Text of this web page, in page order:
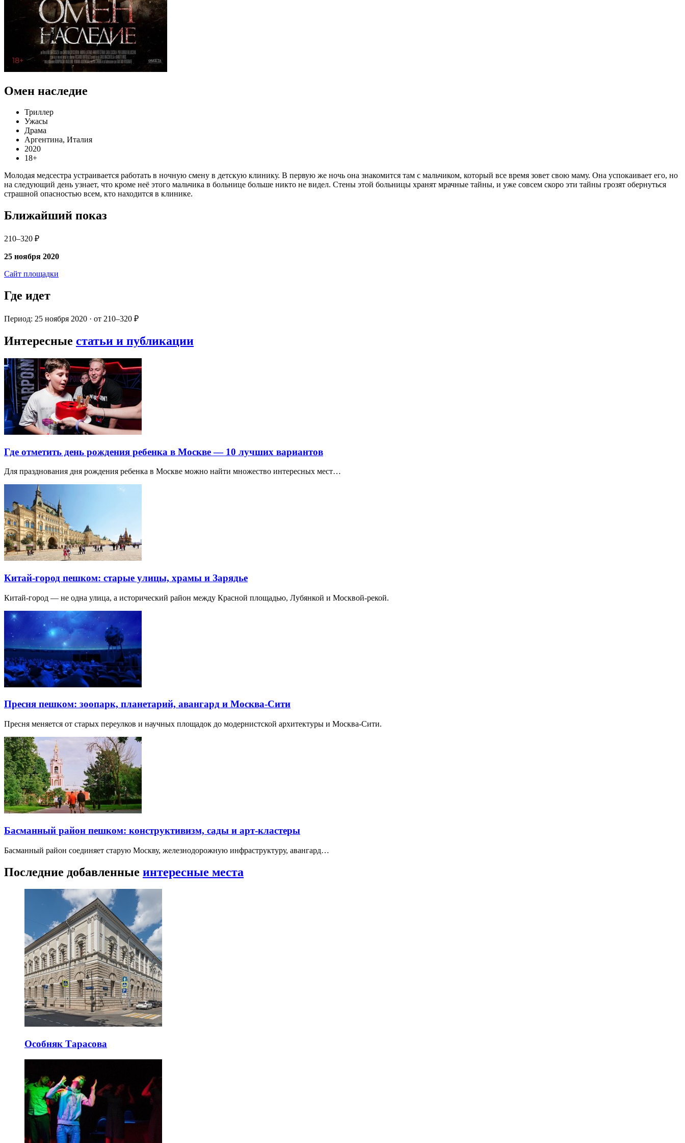
Омен наследие
Триллер
Ужасы
Драма
Аргентина, Италия
2020
18+
Молодая медсестра устраивается работать в ночную смену в детскую клинику. В первую же ночь она знакомится там с мальчиком, который все время зовет свою маму. Она успокаивает его, но
на следующий день узнает, что кроме неё этого мальчика в больнице больше никто не видел. Стены этой больницы хранят мрачные тайны, и уже совсем скоро эти тайны грозят обернуться
страшной опасностью всем, кто находится в клинике.
Ближайший показ
210–320 ₽
25 ноября 2020
Сайт площадки
Где идет
Период: 25 ноября 2020 · от 210–320 ₽
Интересные статьи и публикации
Где отметить день рождения ребенка в Москве — 10 лучших вариантов
Для празднования дня рождения ребенка в Москве можно найти множество интересных мест…
Китай-город пешком: старые улицы, храмы и Зарядье
Китай-город — не одна улица, а исторический район между Красной площадью, Лубянкой и Москвой-рекой.
Пресня пешком: зоопарк, планетарий, авангард и Москва-Сити
Пресня меняется от старых переулков и научных площадок до модернистской архитектуры и Москва-Сити.
Басманный район пешком: конструктивизм, сады и арт-кластеры
Басманный район соединяет старую Москву, железнодорожную инфраструктуру, авангард…
Последние добавленные интересные места
Особняк Тарасова